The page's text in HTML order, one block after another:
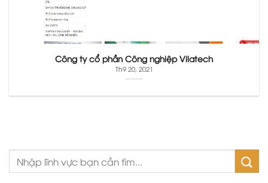
Công ty cổ phần Công nghiệp Vilatech
Th9 20, 2021